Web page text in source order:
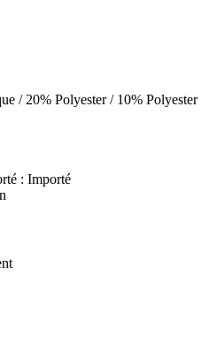
/ 20% Polyester / 10% Polyester
: Importé